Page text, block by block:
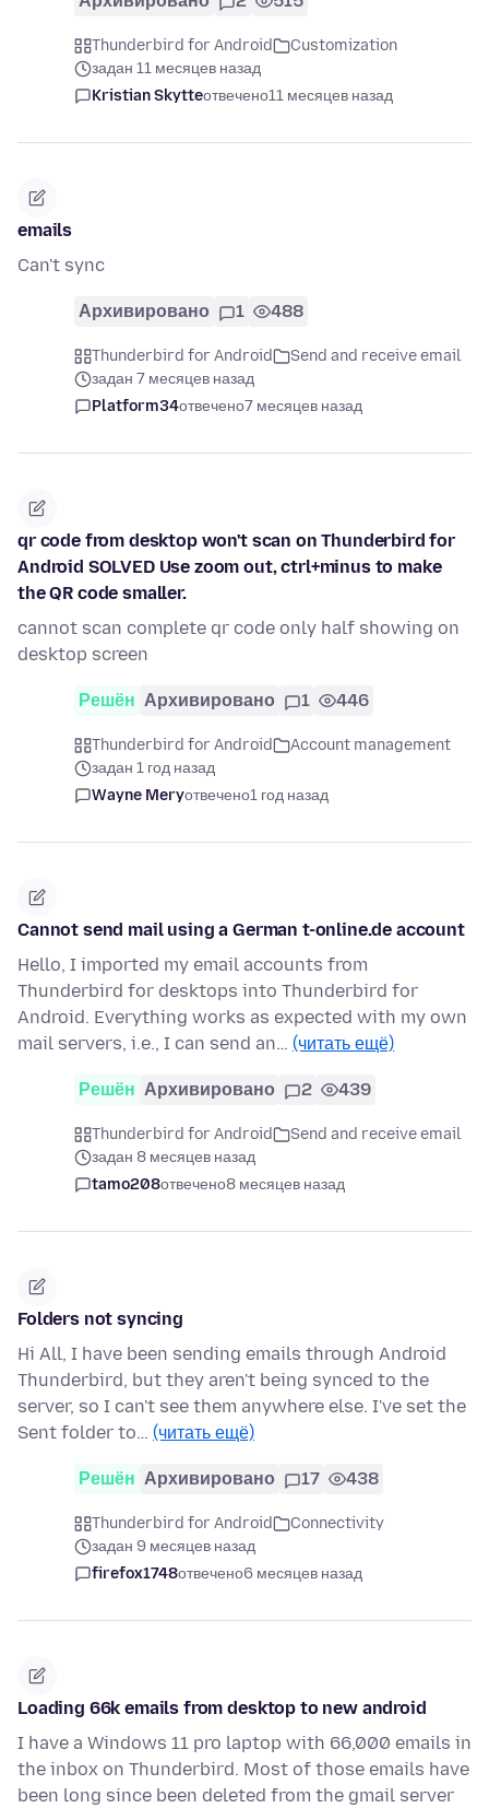
Thunderbird for Android
Customization
задан 11 месяцев назад
Kristian Skytteотвечено11 месяцев назад
emails
Can't sync
Архивировано 1 488
Thunderbird for Android
Send and receive email
задан 7 месяцев назад
Platform34отвечено7 месяцев назад
qr code from desktop won't scan on Thunderbird for
Android SOLVED Use zoom out, ctrl+minus to make
the QR code smaller.
cannot scan complete qr code only half showing on
desktop screen
Решён Архивировано 1 446
Thunderbird for Android
Account management
задан 1 год назад
Wayne Meryотвечено1 год назад
Cannot send mail using a German t-online.de account
Hello, I imported my email accounts from
Thunderbird for desktops into Thunderbird for
Android. Everything works as expected with my own
mail servers, i.e., I can send an… (читать ещё)
Решён Архивировано 2 439
Thunderbird for Android
Send and receive email
задан 8 месяцев назад
tamo208отвечено8 месяцев назад
Folders not syncing
Hi All, I have been sending emails through Android
Thunderbird, but they aren't being synced to the
server, so I can't see them anywhere else. I've set the
Sent folder to… (читать ещё)
Решён Архивировано 17 438
Thunderbird for Android
Connectivity
задан 9 месяцев назад
firefox1748отвечено6 месяцев назад
Loading 66k emails from desktop to new android
I have a Windows 11 pro laptop with 66,000 emails in
the inbox on Thunderbird. Most of those emails have
been long since been deleted from the gmail server